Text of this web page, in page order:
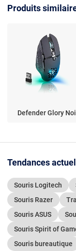
Produits
Defender Glory
Tendances
Souris Logitech
Souris Razer
Souris ASUS
Souris Spirit of
Souris bureautique